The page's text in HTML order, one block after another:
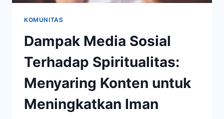
KOMUNITAS
Dampak Media Sosial
Terhadap Spiritualitas:
Menyaring Konten untuk
Meningkatkan Iman